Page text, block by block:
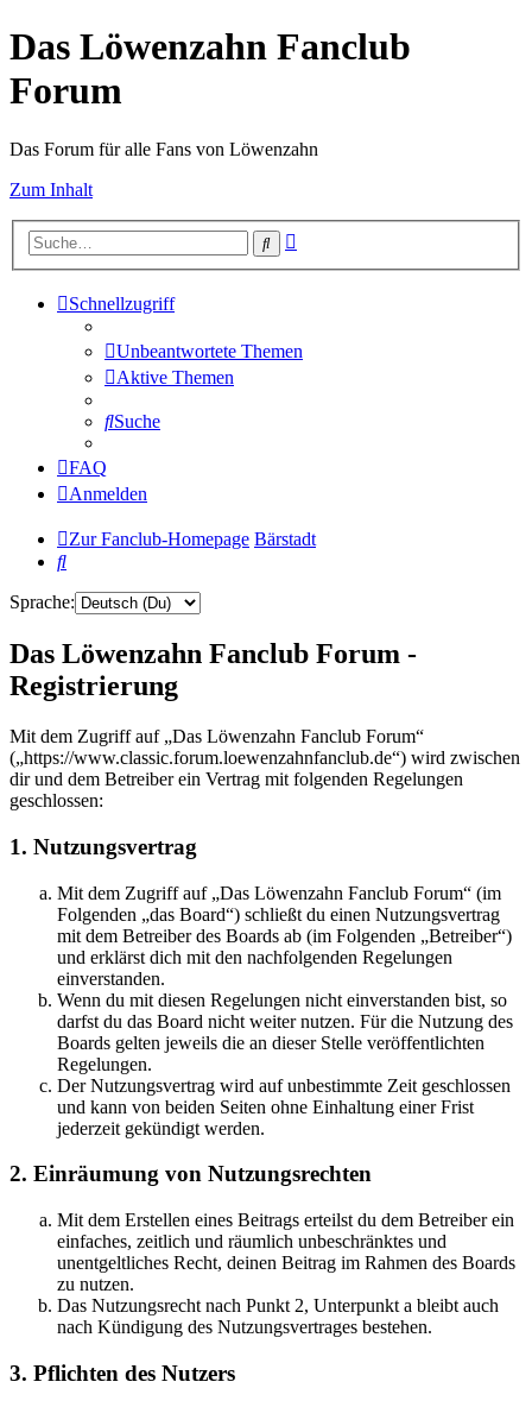
Das Löwenzahn Fanclub
Forum
Das Forum für alle Fans von Löwenzahn
Zum Inhalt
Suche
Schnellzugriff
Unbeantwortete Themen
Aktive Themen
Suche
FAQ
Anmelden
Zur Fanclub-Homepage Bärstadt
Suche
Sprache:
Das Löwenzahn Fanclub Forum -
Registrierung
Mit dem Zugriff auf „Das Löwenzahn Fanclub Forum“
(„https://www.classic.forum.loewenzahnfanclub.de“) wird zwischen
dir und dem Betreiber ein Vertrag mit folgenden Regelungen
geschlossen:
1. Nutzungsvertrag
Mit dem Zugriff auf „Das Löwenzahn Fanclub Forum“ (im
Folgenden „das Board“) schließt du einen Nutzungsvertrag
mit dem Betreiber des Boards ab (im Folgenden „Betreiber“)
und erklärst dich mit den nachfolgenden Regelungen
einverstanden.
Wenn du mit diesen Regelungen nicht einverstanden bist, so
darfst du das Board nicht weiter nutzen. Für die Nutzung des
Boards gelten jeweils die an dieser Stelle veröffentlichten
Regelungen.
Der Nutzungsvertrag wird auf unbestimmte Zeit geschlossen
und kann von beiden Seiten ohne Einhaltung einer Frist
jederzeit gekündigt werden.
2. Einräumung von Nutzungsrechten
Mit dem Erstellen eines Beitrags erteilst du dem Betreiber ein
einfaches, zeitlich und räumlich unbeschränktes und
unentgeltliches Recht, deinen Beitrag im Rahmen des Boards
zu nutzen.
Das Nutzungsrecht nach Punkt 2, Unterpunkt a bleibt auch
nach Kündigung des Nutzungsvertrages bestehen.
3. Pflichten des Nutzers